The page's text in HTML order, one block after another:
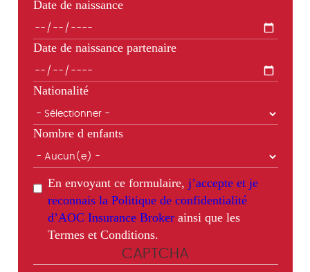
Date de naissance
Date de naissance partenaire
Nationalité
Nombre d enfants
En envoyant ce formulaire, j’accepte et je
reconnais la Politique de confidentialité
d’AOC Insurance Brokerainsi que les
Termes et Conditions.
CAPTCHA